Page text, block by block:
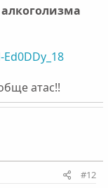
атас!!
#12